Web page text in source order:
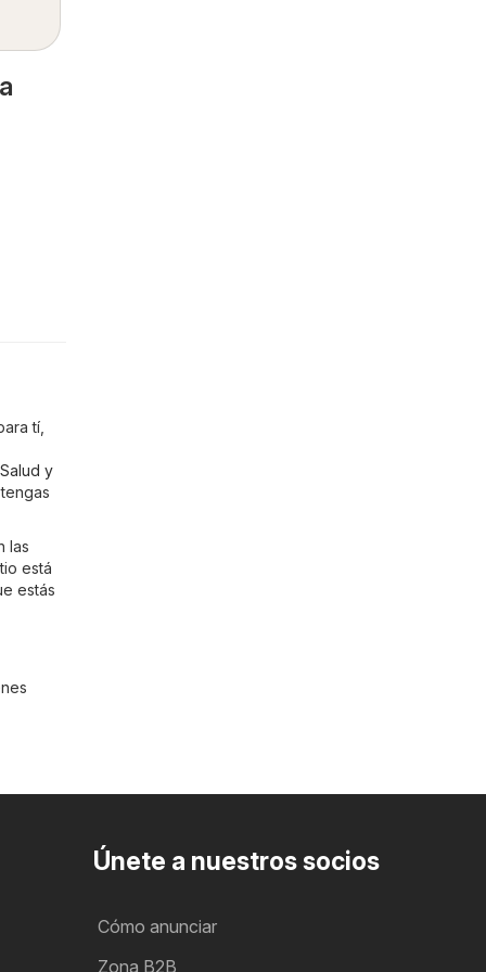
tí,
Salud y
las
está
estás
Únete a nuestros socios
Cómo anunciar
Zona B2B